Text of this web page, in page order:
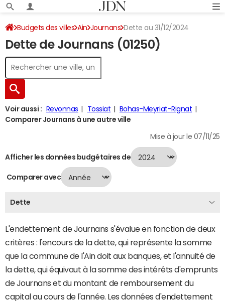
Budgets des villes Ain Journans Dette au 31/12/2024
Dette de Journans (01250)
Voir aussi : Revonnas Tossiat
Bohas-Meyriat-Rignat
Comparer Journans à une autre ville
Mise à jour le 07/11/25
Afficher les données budgétaires de
Comparer avec
Dette
L'endettement de Journans s'évalue en fonction de deux
critères : l'encours de la dette, qui représente la somme
que la commune de l'Ain doit aux banques, et l'annuité de
la dette, qui équivaut à la somme des intérêts d'emprunts
de Journans et du montant de remboursement du
capital au cours de l'année. Les données d'endettement